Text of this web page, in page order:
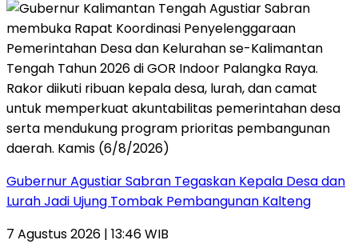
Gubernur Agustiar Sabran Tegaskan Kepala Desa dan
Lurah Jadi Ujung Tombak Pembangunan Kalteng
7 Agustus 2026 | 13:46 WIB